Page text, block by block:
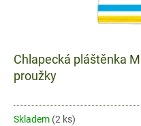
Chlapecká pláštěnka
proužky
Skladem (2 ks)